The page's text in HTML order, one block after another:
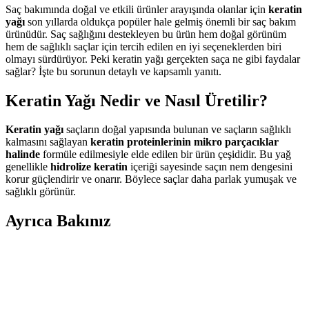
Saç bakımında doğal ve etkili ürünler arayışında olanlar için keratin
yağı son yıllarda oldukça popüler hale gelmiş önemli bir saç bakım
ürünüdür. Saç sağlığını destekleyen bu ürün hem doğal görünüm
hem de sağlıklı saçlar için tercih edilen en iyi seçeneklerden biri
olmayı sürdürüyor. Peki keratin yağı gerçekten saça ne gibi faydalar
sağlar? İşte bu sorunun detaylı ve kapsamlı yanıtı.
Keratin Yağı Nedir ve Nasıl Üretilir?
Keratin yağısaçların doğal yapısında bulunan ve saçların sağlıklı
kalmasını sağlayan keratin proteinlerinin mikro parçacıklar
halinde formüle edilmesiyle elde edilen bir ürün çeşididir. Bu yağ
genellikle hidrolize keratin içeriği sayesinde saçın nem dengesini
korur güçlendirir ve onarır. Böylece saçlar daha parlak yumuşak ve
sağlıklı görünür.
Ayrıca Bakınız